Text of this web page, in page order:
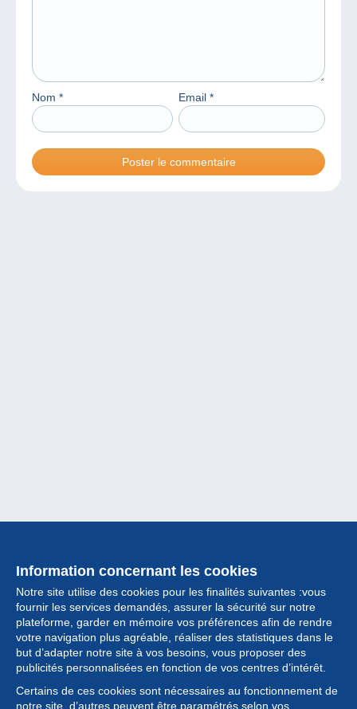
Nom * Email *
Information concernant les cookies
Notre site utilise des cookies pour les finalités suivantes :vous
fournir les services demandés, assurer la sécurité sur notre
plateforme, garder en mémoire vos préférences afin de rendre
votre navigation plus agréable, réaliser des statistiques dans le
but d’adapter notre site à vos besoins, vous proposer des
publicités personnalisées en fonction de vos centres d’intérêt.
Certains de ces cookies sont nécessaires au fonctionnement de
notre site, d’autres peuvent être paramétrés selon vos
Collection
Actualités